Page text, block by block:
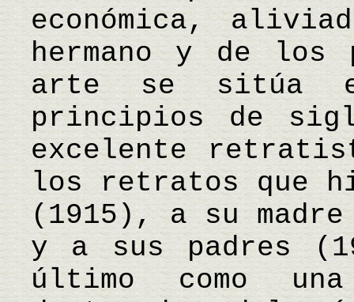
económica,
hermano y de los
arte se sitúa
principios de
excelente
los retratos que
(1915), a su
y a sus padres
último como